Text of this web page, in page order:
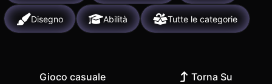
Disegno Abilità Tutte le categorie
Gioco casuale Torna Su